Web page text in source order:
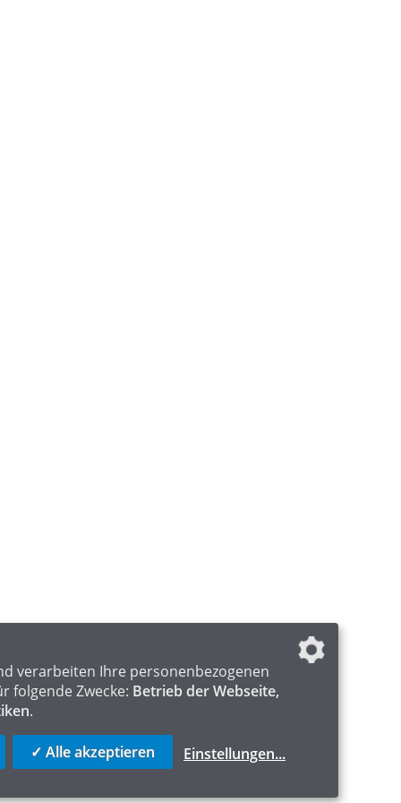
verarbeiten Ihre personenbezogenen
folgende Zwecke: Betrieb der Webseite,
.
✓ Alle akzeptieren Einstellungen...